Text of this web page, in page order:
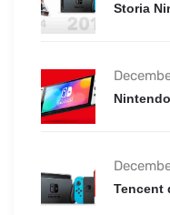
Storia
Tencent